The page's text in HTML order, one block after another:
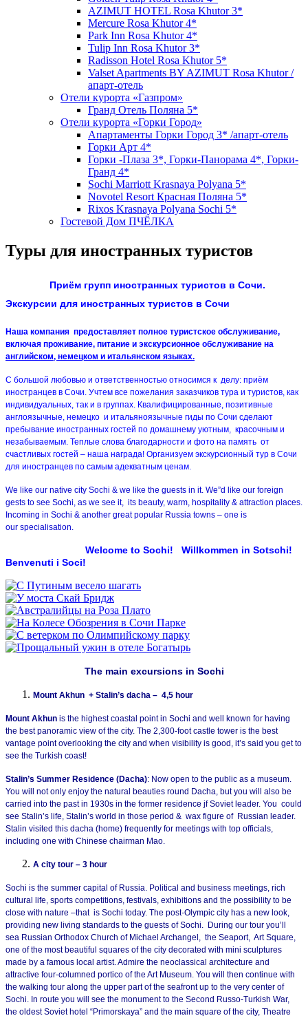
AZIMUT HOTEL Rosa Khutor 3*
Mercure Rosa Khutor 4*
Park Inn Rosa Khutor 4*
Tulip Inn Rosa Khutor 3*
Radisson Hotel Rosa Khutor 5*
Valset Apartments BY AZIMUT Rosa Khutor /
апарт-отель
Отели курорта «Газпром»
Гранд Отель Поляна 5*
Отели курорта «Горки Город»
Апартаменты Горки Город 3* /апарт-отель
Горки Арт 4*
Горки -Плаза 3*, Горки-Панорама 4*, Горки-
Гранд 4*
Sochi Marriott Krasnaya Polyana 5*
Novotel Resort Красная Поляна 5*
Rixos Krasnaya Polyana Sochi 5*
Гостевой Дом ПЧЁЛКА
Туры для иностранных туристов
Приём групп иностранных туристов в Сочи.
Экскурсии для иностранных туристов в Сочи
Наша компания предоставляет полное туристское обслуживание,
включая проживание, питание и экскурсионное обслуживание на
английском, немецком и итальянском языках.
С большой любовью и ответственностью относимся к делу: приём
иностранцев в Сочи. Учтем все пожелания заказчиков тура и туристов, как
индивидуальных, так и в группах. Квалифицированные, позитивные
англоязычные, немецко и итальяноязычные гиды по Сочи сделают
пребывание иностранных гостей по домашнему уютным, красочным и
незабываемым. Теплые слова благодарности и фото на память от
счастливых гостей – наша награда! Организуем экскурсионный тур в Сочи
для иностранцев по самым адекватным ценам.
We like our native city Sochi & we like the guests in it. We”d like our foreign
gests to see Sochi, as we see it, its beauty, warm, hospitality & attraction places.
Incoming in Sochi & another great popular Russia towns – one is
our speсialisation.
Welcome to Sochi! Willkommen in Sotschi!
Benvenuti i Soci!
The main excursions in Sochi
Mount Akhun + Stalin’s dacha – 4,5 hour
Mount Akhun is the highest coastal point in Sochi and well known for having
the best panoramic view of the city. The 2,300-foot castle tower is the best
vantage point overlooking the city and when visibility is good, it’s said you get to
see the Turkish coast!
Stalin’s Summer Residence (Dacha): Now open to the public as a museum.
You will not only enjoy the natural beauties round Dacha, but you will also be
carried into the past in 1930s in the former residence jf Soviet leader. You could
see Stalin’s life, Stalin’s world in those period & wax figure of Russian leader.
Stalin visited this dacha (home) frequently for meetings with top officials,
including one with Chinese chairman Mao.
A city tour – 3 hour
Sochi is the summer capital of Russia. Political and business meetings, rich
cultural life, sports competitions, festivals, exhibitions and the possibility to be
close with nature –that is Sochi today. The post-Olympic city has a new look,
providing new living standards to the guests of Sochi. During our tour you’ll
sea Russian Orthodox Church of Michael Archangel, the Seaport, Art Square,
one of the most beautiful squares of the city decorated with mini sculptures
made by a famous local artist. Admire the neoclassical architecture and
attractive four-columned portico of the Art Museum. You will then continue with
the walking tour along the upper part of the seafront up to the very center of
Sochi. In route you will see the monument to the Second Russo-Turkish War,
the oldest Soviet hotel “Primorskaya” and the main square of the city, Theatre